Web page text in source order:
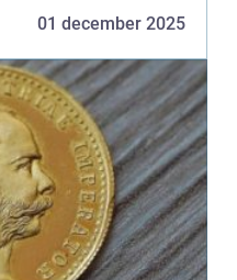
01 december 2025